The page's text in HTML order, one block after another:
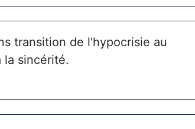
transition de l'hypocrisie au
la sincérité.